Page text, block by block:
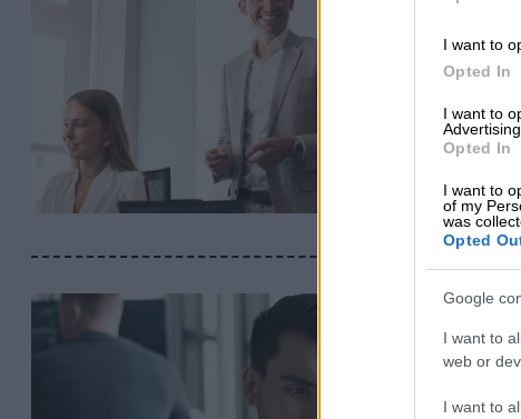
I want to
Opted In
I want to
Advertising.
Opted In
I want to
of my
was
Opted
Google
I want to
web or
I want to